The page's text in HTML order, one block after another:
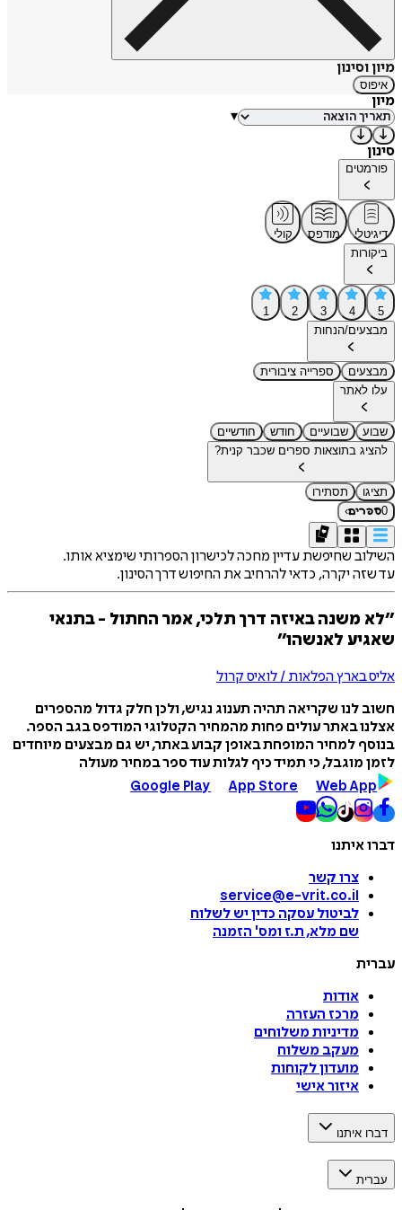
מיון וסינון
איפוס
מיון
▾
סינון
פורמטים
דיגיטלי מודפס
קולי
ביקורות
5
4
3
2
1
מבצעים/הנחות
מבצעים
ספרייה ציבורית
עלו לאתר
שבוע שבועיים חודש
חודשיים
להציג בתוצאות ספרים שכבר קנית?
תציגו
תסתירו
0ספרים›
השילוב שחיפשת עדיין מחכה לכישרון הספרותי שימציא אותו.
עד שזה יקרה, כדאי להרחיב את החיפוש דרך הסינון.
״לא משנה באיזה דרך תלכי, אמר החתול - בתנאי
שאגיע לאנשהו״
אליס בארץ הפלאות / לואיס קרול
חשוב לנו שקריאה תהיה תענוג נגיש, ולכן חלק גדול מהספרים
אצלנו באתר עולים פחות מהמחיר הקטלוגי המודפס בגב הספר.
בנוסף למחיר המופחת באופן קבוע באתר, יש גם מבצעים מיוחדים
לזמן מוגבל, כי תמיד כיף לגלות עוד ספר במחיר מעולה
Google Play
App Store Web App
דברו איתנו
צרו קשר
service@e-vrit.co.il
לביטול עסקה כדין יש לשלוח
שם מלא, ת.ז ומס' הזמנה
עברית
אודות
מרכז העזרה
מדיניות משלוחים
מעקב משלוח
מועדון לקוחות
איזור אישי
דברו איתנו
עברית